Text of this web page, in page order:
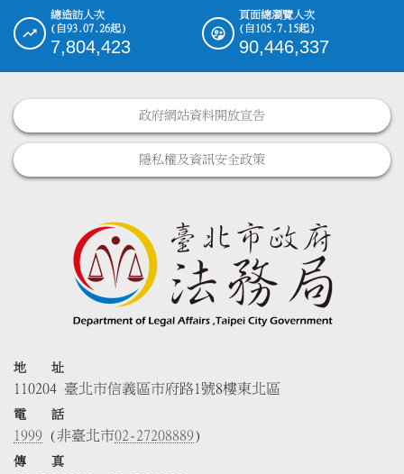
總造訪人次
(自93.07.26起)
7,804,423
頁面總瀏覽人次
(自105.7.15起)
90,446,337
政府網站資料開放宣告
隱私權及資訊安全政策
地 址
110204 臺北市信義區市府路1號8樓東北區
電 話
1999 (非臺北市02-27208889)
傳 真